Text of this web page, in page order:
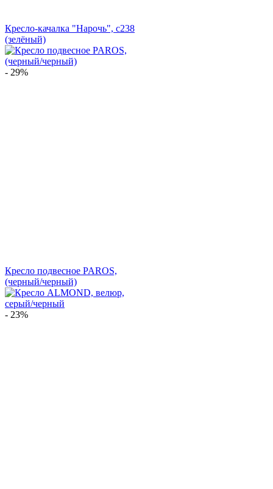
Кресло-качалка "Нарочь", с238
(зелёный)
- 29%
Кресло подвесное PAROS,
(черный/черный)
- 23%